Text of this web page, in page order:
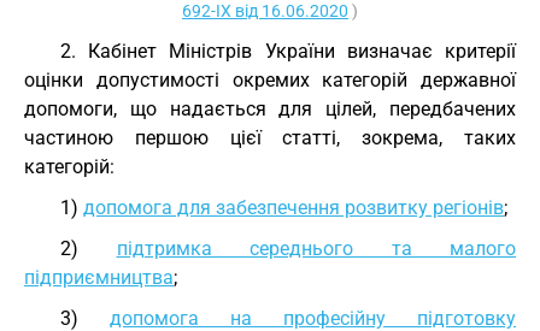
692-IX від 16.06.2020 )
2. Кабінет Міністрів України визначає критерії
оцінки допустимості окремих категорій державної
допомоги, що надається для цілей, передбачених
частиною першою цієї статті, зокрема, таких
категорій:
1) допомога для забезпечення розвитку регіонів;
2) підтримка середнього та малого
підприємництва;
3) допомога на професійну підготовку